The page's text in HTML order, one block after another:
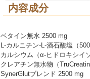
内容成分
ベタイン無水 2500 mg
L-カルニチン-L-酒石酸塩（
カルシウム（α-ヒドロキシイ
クレアチン無水物（
SynerGlutブレンド 2500 mg